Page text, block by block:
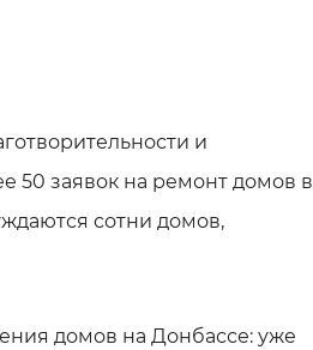
и
50 заявок на ремонт домов в
сотни домов,
домов на Донбассе: уже